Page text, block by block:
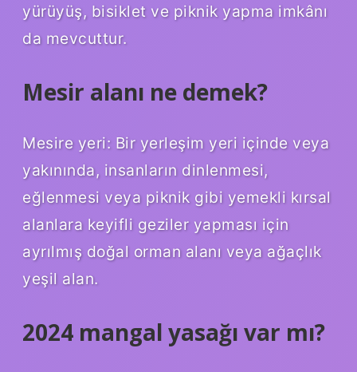
yürüyüş, bisiklet ve piknik yapma imkânı
da mevcuttur.
Mesir alanı ne demek?
Mesire yeri: Bir yerleşim yeri içinde veya
yakınında, insanların dinlenmesi,
eğlenmesi veya piknik gibi yemekli kırsal
alanlara keyifli geziler yapması için
ayrılmış doğal orman alanı veya ağaçlık
yeşil alan.
2024 mangal yasağı var mı?